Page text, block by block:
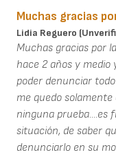
Muchas gracias
Lidia Reguero
Muchas gracias por
hace 2 años y medio
poder denunciar
me quedo
ninguna
situación, de saber
denunciarlo en su